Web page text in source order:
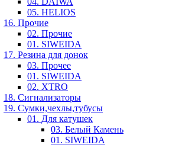
05. HELIOS
16. Прочие
02. Прочие
01. SIWEIDA
17. Резина для донок
03. Прочее
01. SIWEIDA
02. XTRO
18. Сигнализаторы
19. Сумки,чехлы,тубусы
01. Для катушек
03. Белый Камень
01. SIWEIDA